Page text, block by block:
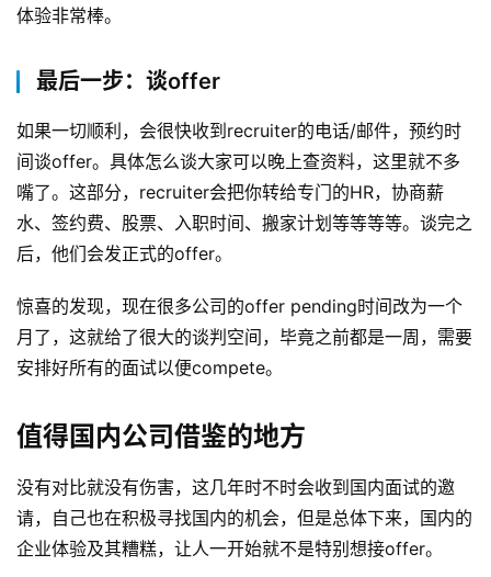
原
创
栏
行
业
态
碎
念
推
荐
&
登录 注册
体验非常棒。
最后一步：谈offer
如果一切顺利，会很快收到recruiter的电话/邮件，预约时
间谈offer。具体怎么谈大家可以晚上查资料，这里就不多
嘴了。这部分，recruiter会把你转给专门的HR，协商薪
水、签约费、股票、入职时间、搬家计划等等等等。谈完之
后，他们会发正式的offer。
惊喜的发现，现在很多公司的offer pending时间改为一个
月了，这就给了很大的谈判空间，毕竟之前都是一周，需要
安排好所有的面试以便compete。
值得国内公司借鉴的地方
没有对比就没有伤害，这几年时不时会收到国内面试的邀
请，自己也在积极寻找国内的机会，但是总体下来，国内的
企业体验及其糟糕，让人一开始就不是特别想接offer。